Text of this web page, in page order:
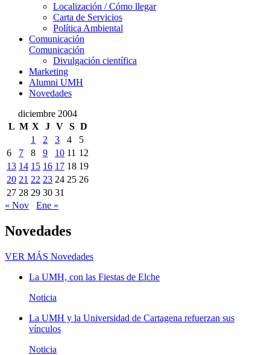
Localización / Cómo llegar
Carta de Servicios
Política Ambiental
Comunicación
Comunicación
Divulgación científica
Marketing
Alumni UMH
Novedades
diciembre 2004
L M X J V S D
1
2 3 4
5
6
7 8 9 10 11 12
13 14 15 16 17 18 19
20 21 22 23 24 25 26
27 28 29 30 31
« Nov
Ene »
Novedades
VER MÁS Novedades
La UMH, con las Fiestas de Elche
Noticia
La UMH y la Universidad de Cartagena refuerzan sus
vínculos
Noticia